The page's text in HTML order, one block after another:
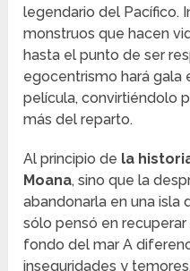
legendario del Pacífico.
monstruos que hacen
hasta el punto de ser
egocentrismo hará gala
película, convirtiéndolo
más del reparto.
Al principio de la
Moana, sino que la
abandonarla en una isla
sólo pensó en
fondo del mar A
inseguridades y